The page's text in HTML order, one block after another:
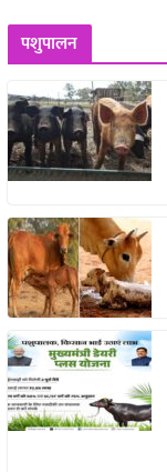
पशुपालन